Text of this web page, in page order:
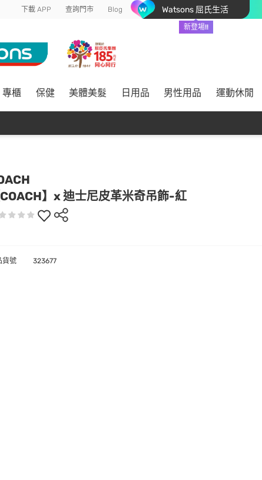
下載 APP 查詢門市 Blog Watsons 屈氏生活
新登場!!
專櫃 保健 美體美髮 日用品 男性用品 運動休閒
COACH】x 迪士尼皮革米奇吊飾-紅
貨號 323677